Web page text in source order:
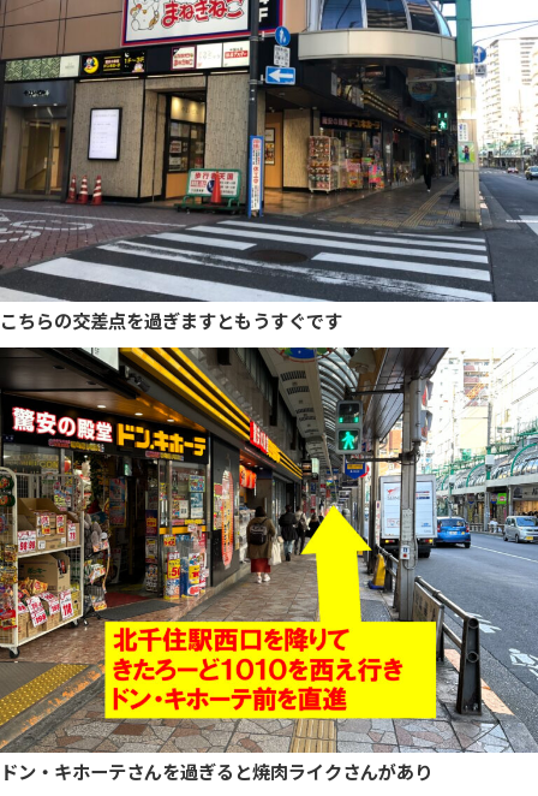
こちらの交差点を過ぎますともうすぐです
ドン・キホーテさんを過ぎると焼肉ライクさんがあり